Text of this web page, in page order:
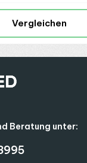
Vergleichen
Beratung unter: